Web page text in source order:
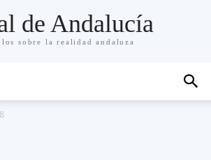
de Andalucía
sobre la realidad andaluza